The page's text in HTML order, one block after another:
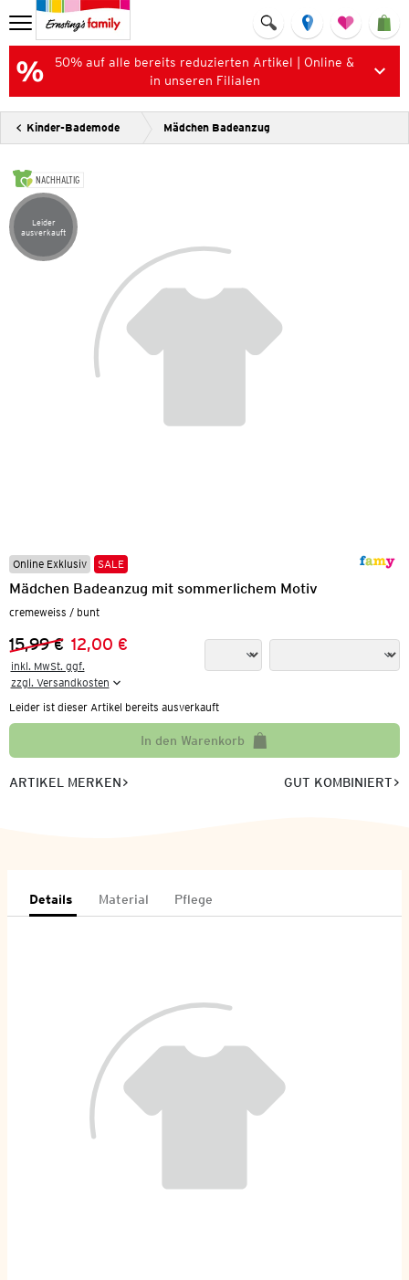
50% auf alle bereits reduzierten Artikel | Online &
in unseren Filialen
Kinder-Bademode Mädchen Badeanzug
NACHHALTIG
Artikel leider ausverkauft
Leider
ausverkauft
Online Exklusiv SALE
Mädchen Badeanzug mit sommerlichem Motiv
cremeweiss / bunt
Vorheriger Preis:
15,99 €
Neuer Preis:
12,00 €
inkl. MwSt. ggf.
zzgl. Versandkosten
Leider ist dieser Artikel bereits ausverkauft
In den Warenkorb
ARTIKEL MERKEN GUT KOMBINIERT
Details Material Pflege